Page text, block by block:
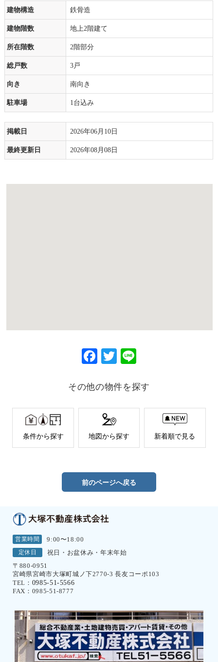
建物構造 鉄骨造
建物階数 地上2階建て
所在階数 2階部分
総戸数 3戸
向き 南向き
駐車場 1台込み
掲載日 2026年06月10日
最終更新日 2026年08月08日
F
eb
o
k
T
itt
その他の物件を探す
条件から探す 地図から探す 新着順で見る
前のページへ戻る
営業時間
9:00〜18:00
定休日
祝日・お盆休み・年末年始
〒880-0951
宮崎県宮崎市大塚町城ノ下2770-3 長友コーポ103
TEL： 0985-51-5566
FAX：0985-51-8777